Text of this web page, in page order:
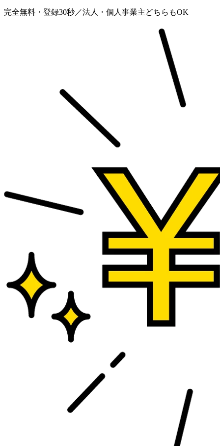
完全無料・登録30秒／法人・個人事業主どちらもOK